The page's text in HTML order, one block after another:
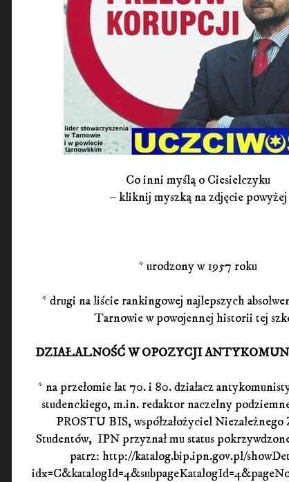
Co inni myślą o Ciesielczyku
– kliknij myszką na zdjęcie powyżej
* urodzony w 1957 roku
* drugi na liście rankingowej najlepszych
Tarnowie w powojennej historii tej
DZIAŁALNOŚĆ W OPOZYCJI
* na przełomie lat 70. i 80. działacz
studenckiego, m.in. redaktor naczelny
PROSTU BIS, współzałożyciel Niezależnego
Studentów, IPN przyznał mu status
patrz: http://katalog.bip.ipn.gov.pl/